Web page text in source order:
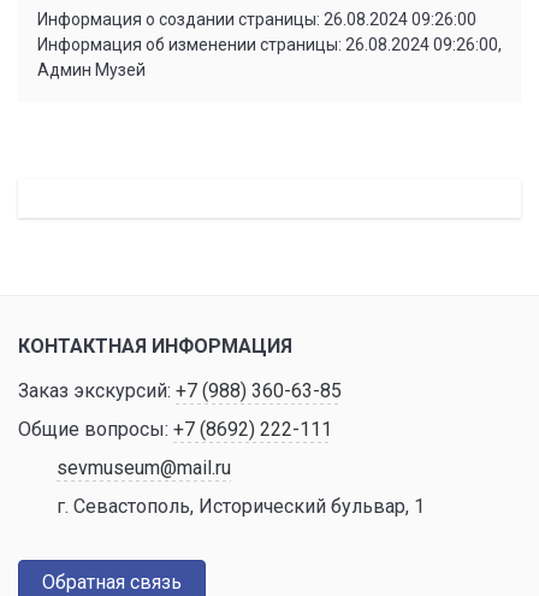
Информация о создании страницы: 26.08.2024 09:26:00
Информация об изменении страницы: 26.08.2024 09:26:00,
Админ Музей
КОНТАКТНАЯ ИНФОРМАЦИЯ
Заказ экскурсий: +7 (988) 360-63-85
Общие вопросы: +7 (8692) 222-111
sevmuseum@mail.ru
г. Севастополь, Исторический бульвар, 1
Обратная связь